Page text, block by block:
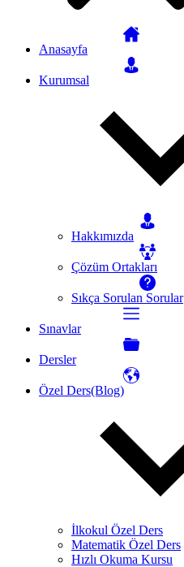
Anasayfa
Kurumsal
Hakkımızda
Çözüm Ortakları
Sıkça Sorulan Sorular
Sınavlar
Dersler
Özel Ders(Blog)
İlkokul Özel Ders
Matematik Özel Ders
Hızlı Okuma Kursu